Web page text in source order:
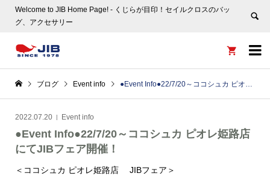
Welcome to JIB Home Page! ‐ くじらが目印！セイルクロスのバッ
グ、アクセサリー


ブログ Event info ●Event Info●22/7/20～ココシュカ ピオレ姫路店にてJIBフェア開催！
2022.07.20 Event info
●Event Info●22/7/20～ココシュカ ピオレ姫路店
にてJIBフェア開催！
＜ココシュカ ピオレ姫路店 JIBフェア＞